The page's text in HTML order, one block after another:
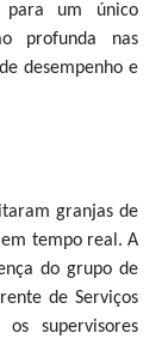
para um único
profunda nas
desempenho e
granjas de
tempo real. A
do grupo de
de Serviços
os supervisores